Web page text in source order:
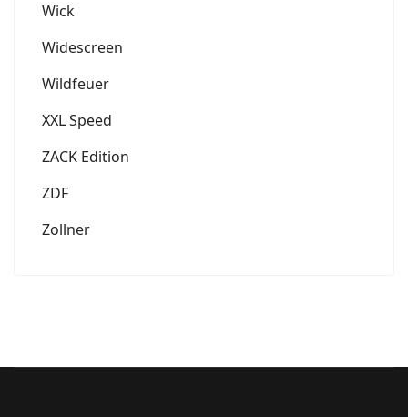
Wick
Widescreen
Wildfeuer
XXL Speed
ZACK Edition
ZDF
Zollner